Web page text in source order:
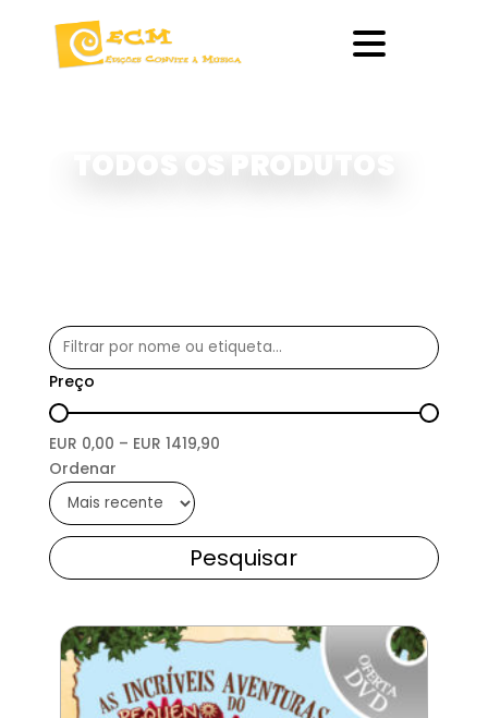
TODOS OS PRODUTOS
Preço
EUR 0,00 – EUR 1419,90
Ordenar
Pesquisar